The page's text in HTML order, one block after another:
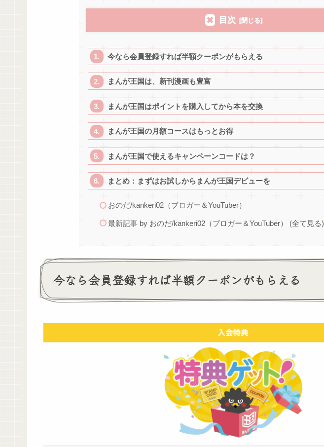
目次
今なら会員登録すれば半額クーポンがもらえる
まんが王国は、新刊漫画も豊富
まんが王国はポイントを購入してから本を交換
まんが王国の月額コースはもっとお得
まんが王国で使えるキャンペーンコードは？
まとめ：まずはお試しからまんが王国デビューを
おのだ/kankeri02（ブロガー＆YouTuber）
最新記事 by おのだ/kankeri02（ブロガー＆YouTuber） (全て見る)
今なら会員登録すれば半額クーポンがもらえる